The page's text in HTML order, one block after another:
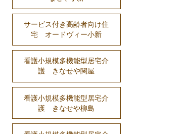
サービス付き高齢者向け住
宅 オードヴィー小新
看護小規模多機能型居宅介
護 きなせや関屋
看護小規模多機能型居宅介
護 きなせや柳島